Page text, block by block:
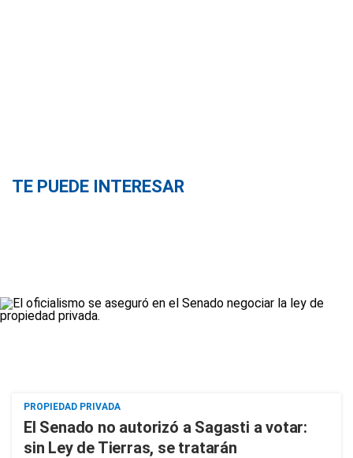
TE PUEDE INTERESAR
PROPIEDAD PRIVADA
El Senado no autorizó a Sagasti a votar:
sin Ley de Tierras, se tratarán